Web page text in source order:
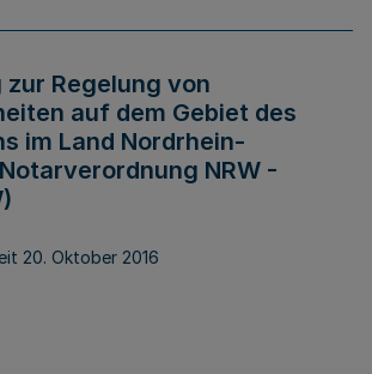
Regelung von
auf dem Gebiet des
im Land Nordrhein-
NRW -
20. Oktober 2016